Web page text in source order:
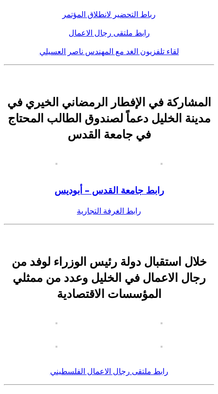
رباط التحضير لانطلاق المؤتمر
رابط ملتقى رجال الاعمال
لقاء تلفزيون الغد مع المهندس ناصر العسيلي
المشاركة في الإفطار الرمضاني الخيري في
مدينة الخليل دعماً لصندوق الطالب المحتاج
في جامعة القدس
رابط جامعة القدس – أبوديس
رابط الغرفة التجارية
خلال استقبال دولة رئيس الوزراء لوفد من
رجال الاعمال في الخليل وعدد من ممثلي
المؤسسات الاقتصادية
رابط ملتقى رجال الاعمال الفلسطيني